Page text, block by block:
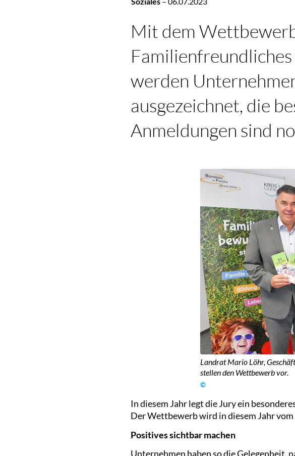
Mit dem
werden
ausgezeichnet, die
Anmeldungen sind
Landrat Mario Löhr,
stellen den Wettbewerb vor.
©
In diesem Jahr legt die Jury ein
Der Wettbewerb wird in diesem Jahr
Positives sichtbar machen
Unternehmen haben so die Gelegenheit,